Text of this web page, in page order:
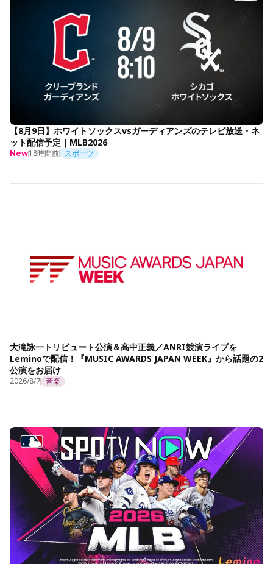
【8月9日】ホワイトソックスvsガーディアンズのテレビ放送・ネ
ット配信予定｜MLB2026
New18時間前 スポーツ
大滝詠一トリビュート公演＆高中正義／ANRI競演ライブを
Leminoで配信！『MUSIC AWARDS JAPAN WEEK』から話題の2
公演をお届け
2026/8/7 音楽